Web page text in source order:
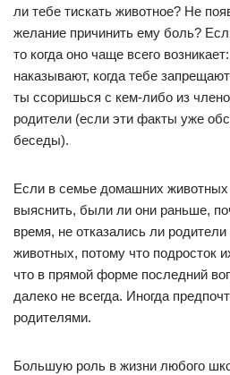
ли тебе тискать животное? Не
желание причинить ему боль?
то когда оно чаще всего
наказывают, когда тебе
ты ссоришься с кем-либо из
родители (если эти факты уже
беседы).
Если в семье домашних животных
выяснить, были ли они раньше,
время, не отказались ли
животных, потому что подросток
что в прямой форме последний
далеко не всегда. Иногда
родителями.
Большую роль в жизни любого